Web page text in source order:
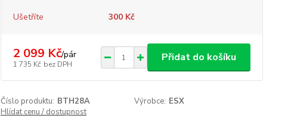
Ušetříte 300 Kč
2 099 Kč/pár
1 735 Kč bez DPH
Přidat do košíku
Číslo produktu: BTH28A Výrobce: ESX
Hlídat cenu / dostupnost